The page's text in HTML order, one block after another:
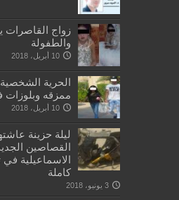
زواج القاصرات
والطفولة
10 أبريل، 2018
الحرية
ممزقه وبلوزات
10 أبريل، 2018
ليلة حزينة
القصاصين
الاسماعيلية
كاملة
3 يونيو، 2018